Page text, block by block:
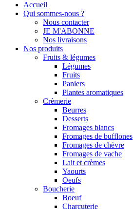
Accueil
Qui sommes-nous ?
Nous contacter
JE M'ABONNE
Nos livraisons
Nos produits
Fruits & légumes
Légumes
Fruits
Paniers
Plantes aromatiques
Crèmerie
Beurres
Desserts
Fromages blancs
Fromages de bufflones
Fromages de chèvre
Fromages de vache
Lait et crèmes
Yaourts
Oeufs
Boucherie
Boeuf
Charcuterie